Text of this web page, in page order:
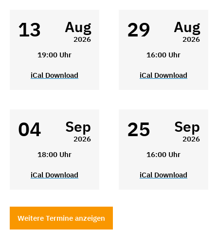
13 Aug
2026
19:00 Uhr
iCal Download
29 Aug
2026
16:00 Uhr
iCal Download
04 Sep
2026
18:00 Uhr
iCal Download
25 Sep
2026
16:00 Uhr
iCal Download
Weitere Termine anzeigen